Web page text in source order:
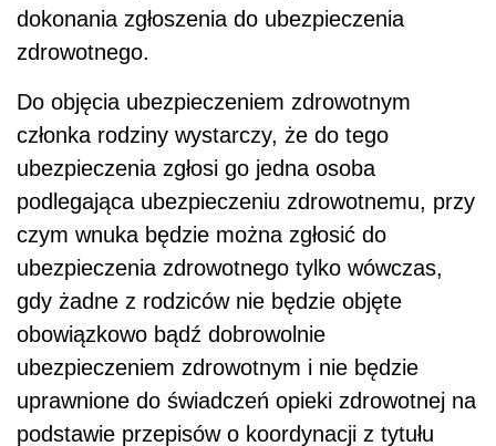
dokonania zgłoszenia do ubezpieczenia
zdrowotnego.
Do objęcia ubezpieczeniem zdrowotnym
członka rodziny wystarczy, że do tego
ubezpieczenia zgłosi go jedna osoba
podlegająca ubezpieczeniu zdrowotnemu, przy
czym wnuka będzie można zgłosić do
ubezpieczenia zdrowotnego tylko wówczas,
gdy żadne z rodziców nie będzie objęte
obowiązkowo bądź dobrowolnie
ubezpieczeniem zdrowotnym i nie będzie
uprawnione do świadczeń opieki zdrowotnej na
podstawie przepisów o koordynacji z tytułu